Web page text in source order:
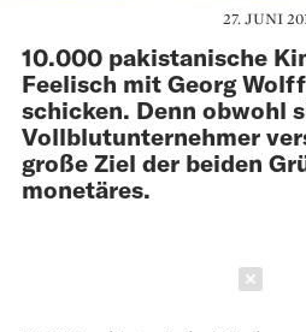
27. JUNI
10.000 pakistanische
Feelisch mit Georg
schicken. Denn ­obwohl
Vollblutunter­nehmer
große Ziel der beiden
monetäres.